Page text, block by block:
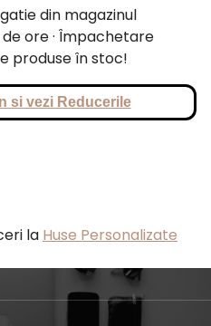
din magazinul
ore · Împachetare
produse în stoc!
si vezi Reducerile
la Huse Personalizate